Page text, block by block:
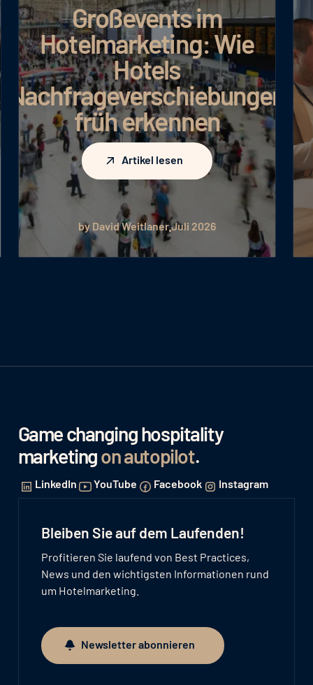
Großevents im
Hotelmarketing: Wie
Hotels
Nachfrageverschiebungen
früh erkennen
Artikel lesen
Artikel lesen
by David WeitlanerJuli 2026
Game changing hospitality
marketingon autopilot.
LinkedIn YouTube Facebook Instagram
Bleiben Sie auf dem Laufenden!
Profitieren Sie laufend von Best Practices,
News und den wichtigsten Informationen rund
um Hotelmarketing.
Newsletter abonnieren
Newsletter abonnieren